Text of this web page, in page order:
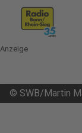
Anzeige
© SWB/Martin